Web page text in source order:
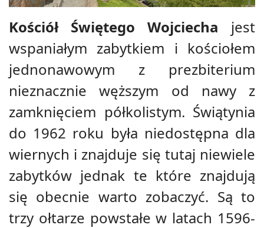
Kościół Świętego Wojciecha jest
wspaniałym zabytkiem i kościołem
jednonawowym z prezbiterium
nieznacznie węższym od nawy z
zamknięciem półkolistym. Świątynia
do 1962 roku była niedostępna dla
wiernych i znajduje się tutaj niewiele
zabytków jednak te które znajdują
się obecnie warto zobaczyć. Są to
trzy ołtarze powstałe w latach 1596-